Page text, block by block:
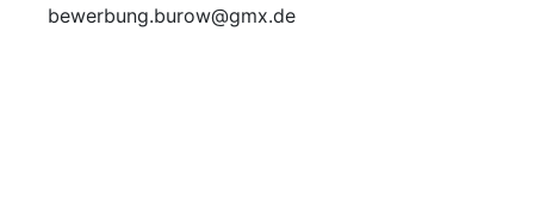
bewerbung.burow@gmx.de